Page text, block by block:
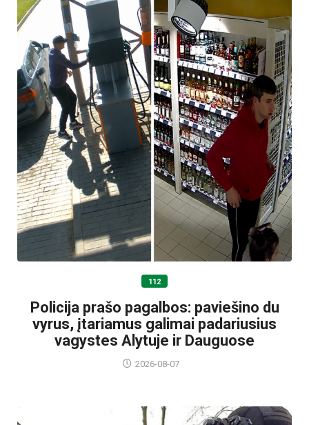
112
Policija prašo pagalbos: paviešino du
vyrus, įtariamus galimai padariusius
vagystes Alytuje ir Dauguose
2026-08-07